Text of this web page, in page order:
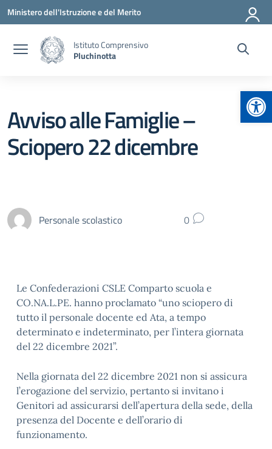
Vai ai contenuti
Vai al menu di navigazione
Vai al footer
Ministero dell'Istruzione e del Merito
Istituto Comprensivo
Pluchinotta
Avviso alle Famiglie –
Sciopero 22 dicembre
Personale scolastico 0
Le Confederazioni CSLE Comparto scuola e
CO.NA.L.PE. hanno proclamato “uno sciopero di
tutto il personale docente ed Ata, a tempo
determinato e indeterminato, per l’intera giornata
del 22 dicembre 2021”.
Nella giornata del 22 dicembre 2021 non si assicura
l’erogazione del servizio, pertanto si invitano i
Genitori ad assicurarsi dell’apertura della sede, della
presenza del Docente e dell’orario di
funzionamento.